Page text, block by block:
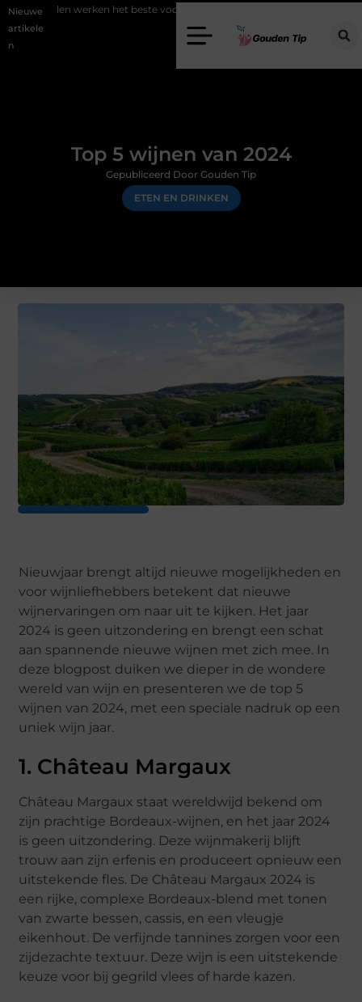
Nieuwe
artikele
n
het beste voor vastgoedmarketing?
Top 5 wijnen van 2024
ETEN EN DRINKEN
Gepubliceerd Door Gouden Tip
Nieuwjaar brengt altijd nieuwe mogelijkheden en
voor wijnliefhebbers betekent dat nieuwe
wijnervaringen om naar uit te kijken. Het jaar
2024 is geen uitzondering en brengt een schat
aan spannende nieuwe wijnen met zich mee. In
deze blogpost duiken we dieper in de wondere
wereld van wijn en presenteren we de top 5
wijnen van 2024, met een speciale nadruk op een
uniek wijn jaar.
1. Château Margaux
Château Margaux staat wereldwijd bekend om
zijn prachtige Bordeaux-wijnen, en het jaar 2024
is geen uitzondering. Deze wijnmakerij blijft
trouw aan zijn erfenis en produceert opnieuw een
uitstekende fles. De Château Margaux 2024 is
een rijke, complexe Bordeaux-blend met tonen
van zwarte bessen, cassis, en een vleugje
eikenhout. De verfijnde tannines zorgen voor een
zijdezachte textuur. Deze wijn is een uitstekende
keuze voor bij gegrild vlees of harde kazen.